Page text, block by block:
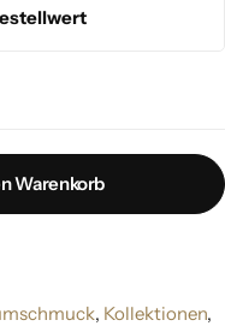
Warenkorb
, Kollektionen,